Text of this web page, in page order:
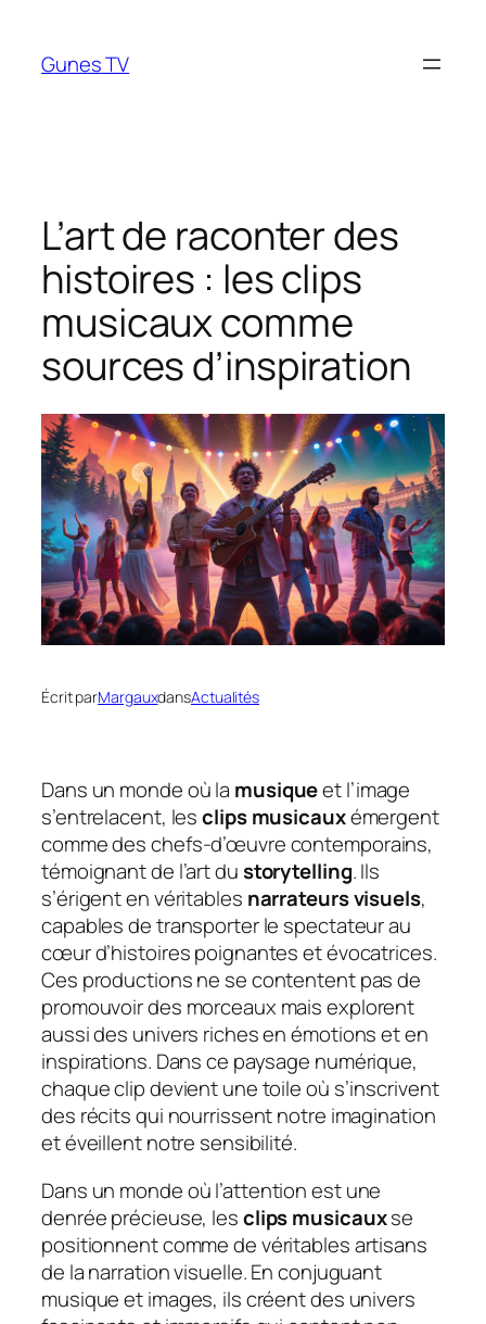
contenu
Gunes TV
L’art de raconter des
histoires : les clips
musicaux comme
sources d’inspiration
Écrit parMargauxdansActualités
Dans un monde où la musiqueet l’image
s’entrelacent, lesclips musicauxémergent
comme des chefs-d’œuvre contemporains,
témoignant de l’art dustorytelling. Ils
s’érigent en véritables narrateurs visuels,
capables de transporter le spectateur au
cœur d’histoires poignantes et évocatrices.
Ces productions ne se contentent pas de
promouvoir des morceaux mais explorent
aussi des univers riches en émotions et en
inspirations. Dans ce paysage numérique,
chaque clip devient une toile où s’inscrivent
des récits qui nourrissent notre imagination
et éveillent notre sensibilité.
Dans un monde où l’attention est une
denrée précieuse, lesclips musicauxse
positionnent comme de véritables artisans
de la narration visuelle. En conjuguant
musique et images, ils créent des univers